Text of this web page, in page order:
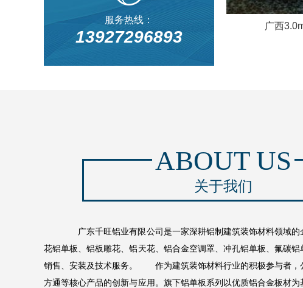
服务热线：
13927296893
广西
ABOUT US
关于我们
广东千旺铝业有限公司是一家深耕铝制建筑装饰材料领域的
花铝单板、铝板雕花、铝天花、铝合金空调罩、冲孔铝单板、氟碳铝
销售、安装及技术服务。 作为建筑装饰材料行业的积极参与者，
方通等核心产品的创新与应用。旗下铝单板系列以优质铝合金板材